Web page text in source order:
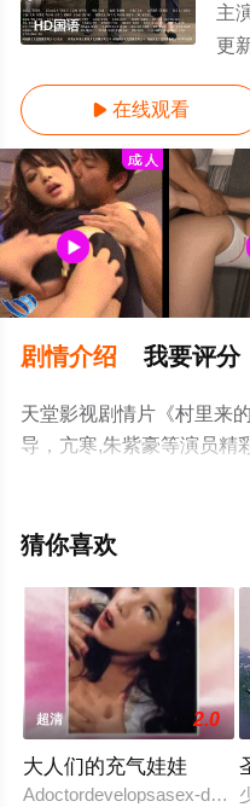
HD国语
主
更
 在线观看
剧情介绍 我要评分
天堂影视剧情片《村里来
导，亢寒,朱紫豪等演员精
费观看高清未删减完整版
解。
猜你喜欢
超清 2.0
大人们的充气娃娃
Adoctordevelopsasex-